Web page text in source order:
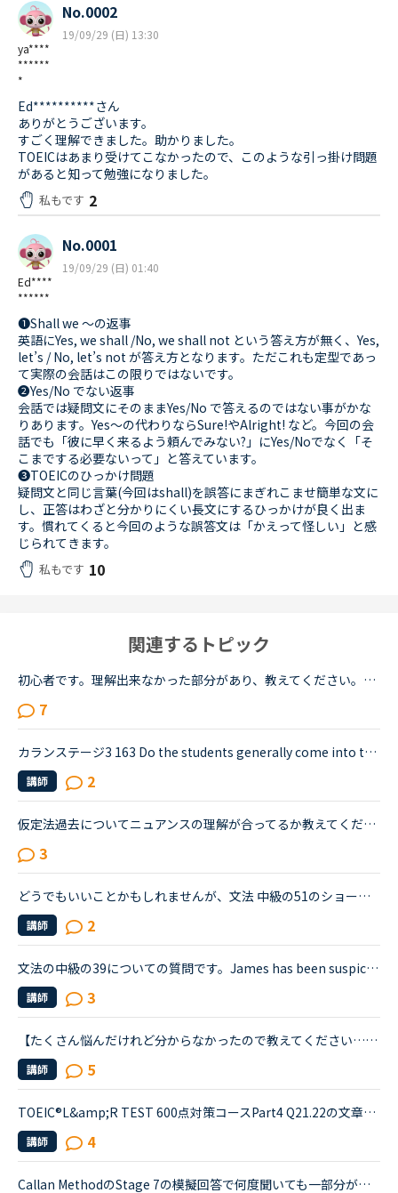
ya****
******
*
No.0002
19/09/29 (日) 13:30
Ed**********さん
ありがとうございます。
すごく理解できました。助かりました。
TOEICはあまり受けてこなかったので、このような引っ掛け問題
があると知って勉強になりました。
私もです 2
Ed****
******
No.0001
19/09/29 (日) 01:40
❶Shall we 〜の返事
英語にYes, we shall /No, we shall not という答え方が無く、Yes,
let’s / No, let’s not が答え方となります。ただこれも定型であっ
て実際の会話はこの限りではないです。
❷Yes/No でない返事
会話では疑問文にそのままYes/No で答えるのではない事がかな
りあります。Yes〜の代わりならSure!やAlright! など。今回の会
話でも「彼に早く来るよう頼んでみない?」にYes/Noでなく「そ
こまでする必要ないって」と答えています。
❸TOEICのひっかけ問題
疑問文と同じ言葉(今回はshall)を誤答にまぎれこませ簡単な文に
し、正答はわざと分かりにくい長文にするひっかけが良く出ま
す。慣れてくると今回のような誤答文は「かえって怪しい」と感
じられてきます。
私もです 10
関連するトピック
初心者です。理解出来なかった部分があり、教えてください。James is asking Charlotte about Gabriella's birthday party. James When was Gabriella's birthday?Charlotte It was last weekend.James How was t...
7
カランステージ3 163 Do the students generally come into the classroom later than the teacher?No,the students don't generally come into the classroom later than the teacher: they generally come into...
講師 2
仮定法過去についてニュアンスの理解が合ってるか教えてください。いまside by side4（p83−84）をやっているのですが、少し混乱しています。例えば、if i were a bird, I could fly to you,であれば、The Present...
3
どうでもいいことかもしれませんが、文法 中級の51のショートカンバセーションについて質問です。Daniel came back from Ben's house in the evening.Daniel “Ben asked me how you were doing. How was your day...
講師 2
文法の中級の39についての質問です。James has been suspicious about Andrew's strange behavior lately.James「 Frankly, I don't know why you are still going to that farm. You were only going there for ...
講師 3
【たくさん悩んだけれど分からなかったので教えてください…！】時制の問題で分からない問題があります。We (had been) playing baseball for about half an hour when it started to rain very heavily.雨がとて...
講師 5
TOEIC®️L&amp;R TEST 600点対策コースPart4 Q21.22の文章でわからないことがあります。文章は以下の通りです。When you move, you should try to tell banks and credit card companies your new address at leas...
講師 4
Callan MethodのStage 7の模擬回答で何度聞いても一部分が聞き取れず理解できない箇所があり、下記の英文について質問致します。Callan MethodのStage 7の音声アプリの下記の模擬回答についてですが、その模擬回...